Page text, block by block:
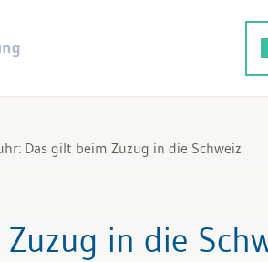
Das gilt beim Zuzug in die Schweiz
in die